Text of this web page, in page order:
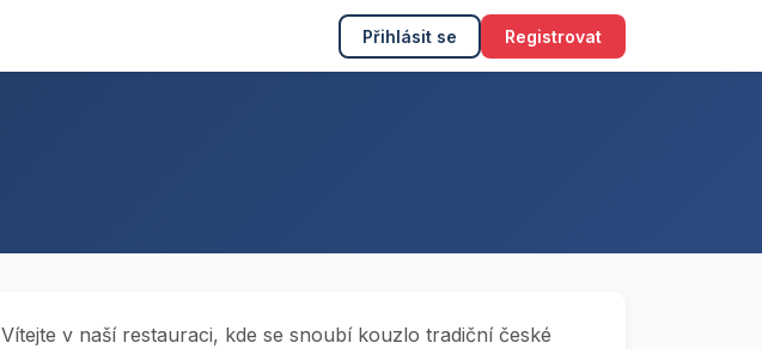
Přihlásit se Registrovat
Vítejte v naší restauraci, kde se snoubí kouzlo tradiční české